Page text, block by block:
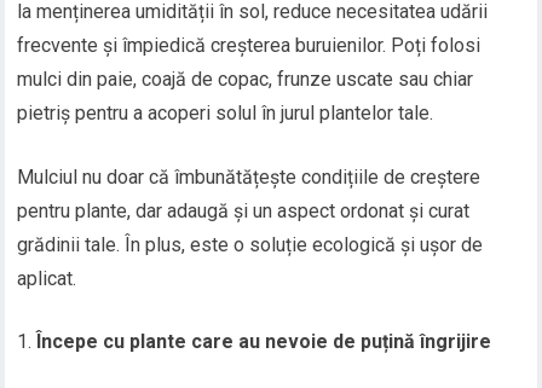
la menținerea umidității în sol, reduce necesitatea udării
frecvente și împiedică creșterea buruienilor. Poți folosi
mulci din paie, coajă de copac, frunze uscate sau chiar
pietriș pentru a acoperi solul în jurul plantelor tale.
Mulciul nu doar că îmbunătățește condițiile de creștere
pentru plante, dar adaugă și un aspect ordonat și curat
grădinii tale. În plus, este o soluție ecologică și ușor de
aplicat.
Începe cu plante care au nevoie de puțină îngrijire